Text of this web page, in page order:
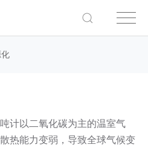
计以二氧化碳为主的温室气
热能力变弱，导致全球气候变